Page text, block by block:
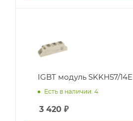
IGBT модуль SKKH57/14E
Есть в наличии: 4
3 420 ₽